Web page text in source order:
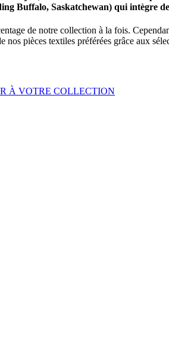
Buffalo, Saskatchewan) qui intègre
de notre collection à la fois.
pièces textiles préférées grâce aux
À VOTRE COLLECTION